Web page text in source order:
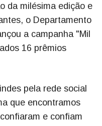
da milésima edição e
o Departamento
a campanha "Mil
16 prêmios
pela rede social
que encontramos
e confiam